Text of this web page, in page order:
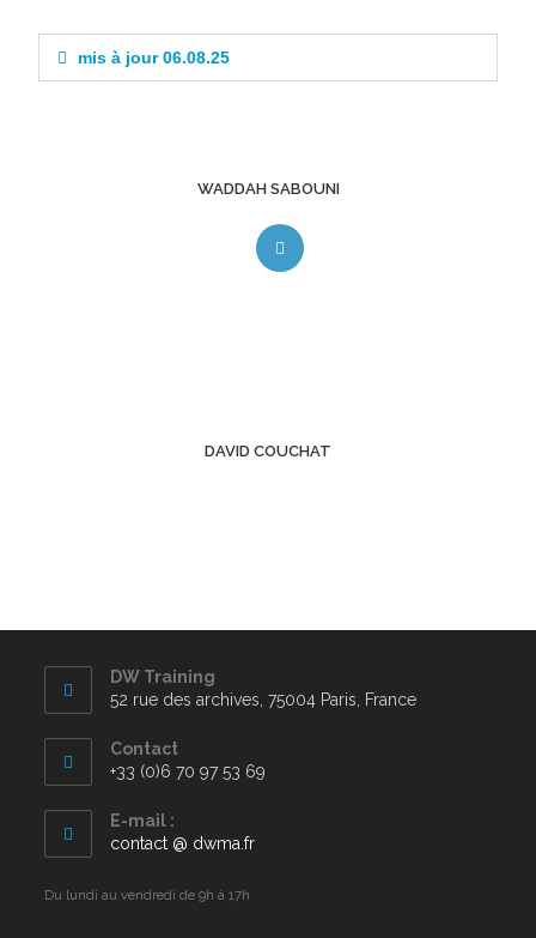
mis à jour 06.08.25
WADDAH SABOUNI
DAVID COUCHAT
DW Training
52 rue des archives, 75004 Paris, France
Contact
+33 (0)6 70 97 53 69
E-mail :
contact @ dwma.fr
Du lundi au vendredi de 9h à 17h